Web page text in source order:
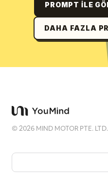
PROMPT ILE
DAHA FAZLA
©2026 MIND MOTOR PTE. LTD.